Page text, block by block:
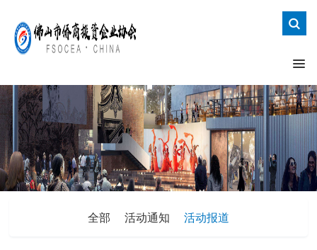
全部 活动通知 活动报道